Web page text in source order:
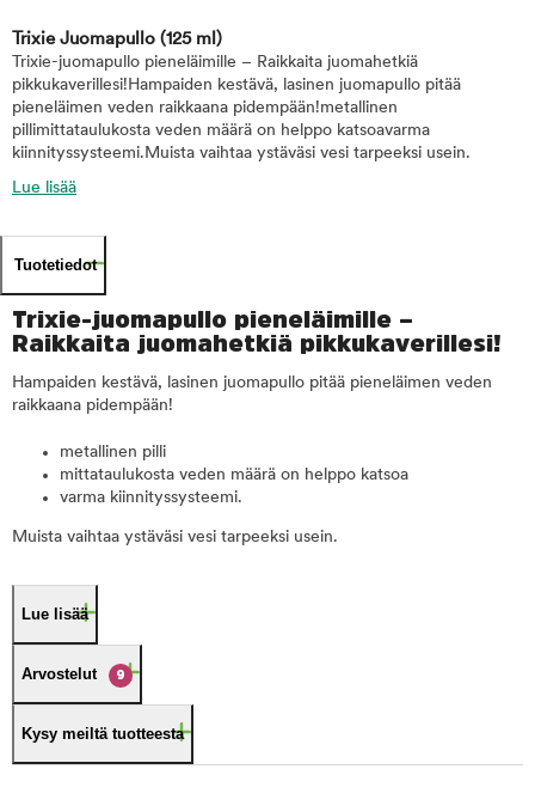
Trixie Juomapullo (125 ml)
Trixie-juomapullo pieneläimille – Raikkaita juomahetkiä
pikkukaverillesi!Hampaiden kestävä, lasinen juomapullo pitää
pieneläimen veden raikkaana pidempään!metallinen
pillimittataulukosta veden määrä on helppo katsoavarma
kiinnityssysteemi.Muista vaihtaa ystäväsi vesi tarpeeksi usein.
Lue lisää
Tuotetiedot
Trixie-juomapullo pieneläimille –
Raikkaita juomahetkiä pikkukaverillesi!
Hampaiden kestävä, lasinen juomapullo pitää pieneläimen veden
raikkaana pidempään!
metallinen pilli
mittataulukosta veden määrä on helppo katsoa
varma kiinnityssysteemi.
Muista vaihtaa ystäväsi vesi tarpeeksi usein.
Lue lisää
Arvostelut 9
Kysy meiltä tuotteesta